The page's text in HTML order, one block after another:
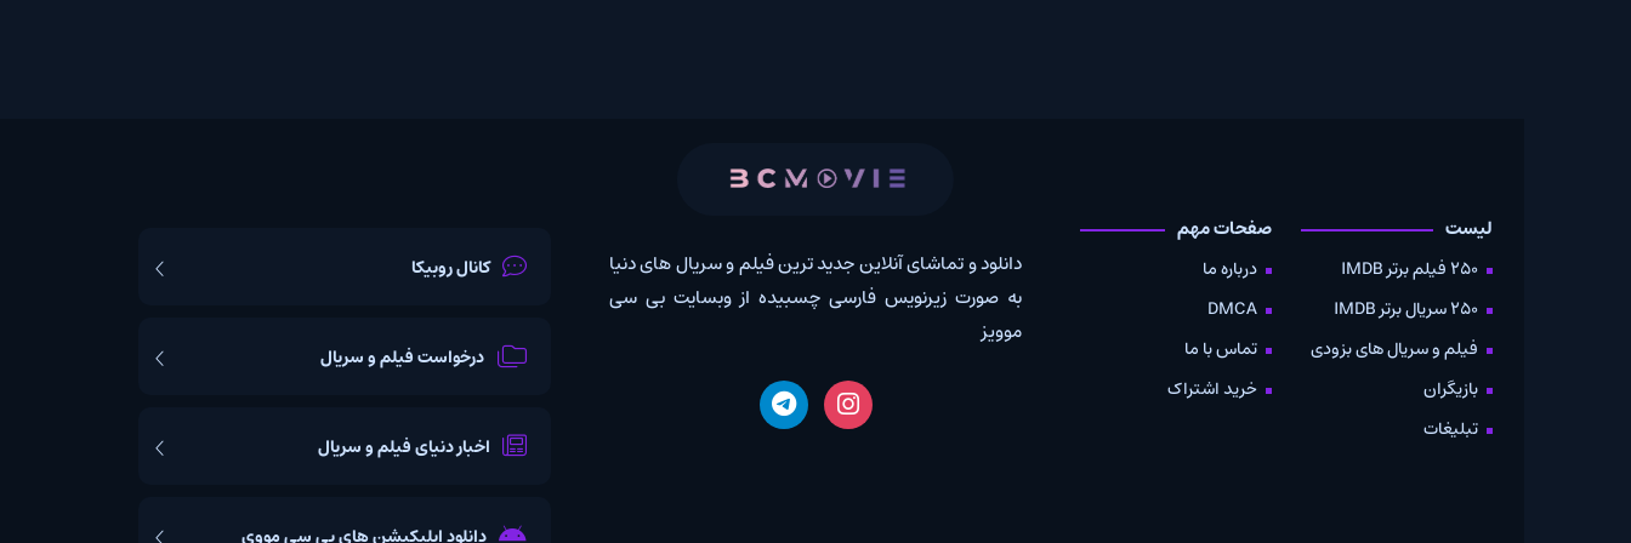
فیلم و سریال های بزودی
صفحات مهم
درباره ما
DMCA
تماس با ما
دانلود و تماشای آنلاین جدید ترین فیلم و سریال های دنیا
به صورت زیرنویس فارسی چسبیده از وبسایت بی سی
کانال روبیکا
درخواست فیلم و سریال
اخبار دنیای فیلم و سریال
دانلود اپلیکیشن های بی سی مووی